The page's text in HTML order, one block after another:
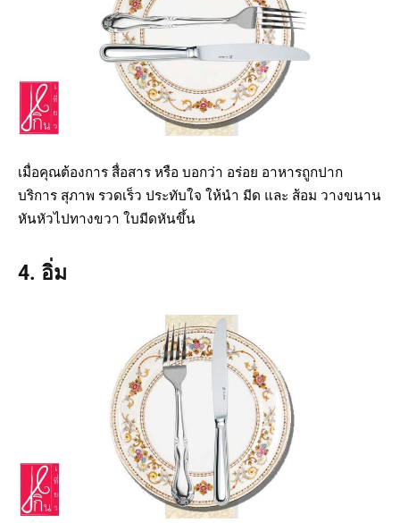
เมื่อคุณต้องการ สื่อสาร หรือ บอกว่า อร่อย อาหารถูกปาก
บริการ สุภาพ รวดเร็ว ประทับใจ ให้นำ มีด และ ส้อม วางขนาน
หันหัวไปทางขวา ใบมีดหันขึ้น
4. อิ่ม